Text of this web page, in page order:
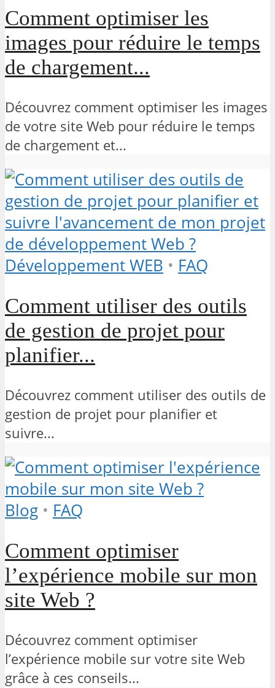
Comment optimiser les
images pour réduire le temps
de chargement...
Découvrez comment optimiser les images
de votre site Web pour réduire le temps
de chargement et...
Développement WEB • FAQ
Comment utiliser des outils
de gestion de projet pour
planifier...
Découvrez comment utiliser des outils de
gestion de projet pour planifier et
suivre...
Blog • FAQ
Comment optimiser
l’expérience mobile sur mon
site Web ?
Découvrez comment optimiser
l’expérience mobile sur votre site Web
grâce à ces conseils...